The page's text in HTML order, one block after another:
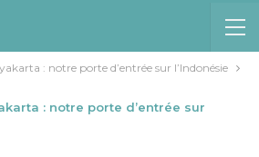
: notre porte d’entrée sur l’Indonésie
: notre porte d’entrée sur